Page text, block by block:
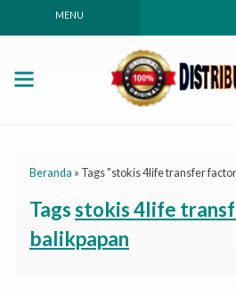
MENU
Beranda » Tags "stokis 4life transfer
Tagsstokis 4life
balikpapan